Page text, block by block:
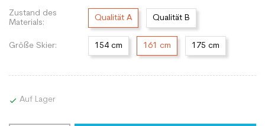
Zustand des
Materials:
Qualität A Qualität B
Größe Skier: 154 cm 161 cm 175 cm
 Auf Lager